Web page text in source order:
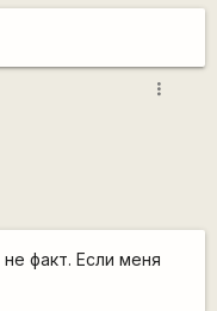
more_vert
факт. Если меня